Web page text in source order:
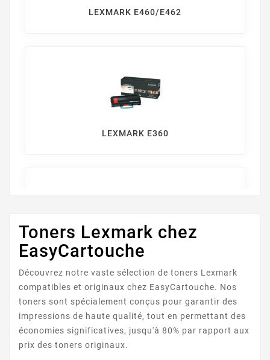
LEXMARK E460/E462
LEXMARK E360
LEXMARK E260
Toners Lexmark chez
EasyCartouche
Découvrez notre vaste sélection de toners Lexmark
compatibles et originaux chez EasyCartouche. Nos
toners sont spécialement conçus pour garantir des
impressions de haute qualité, tout en permettant des
économies significatives, jusqu'à 80% par rapport aux
prix des toners originaux.